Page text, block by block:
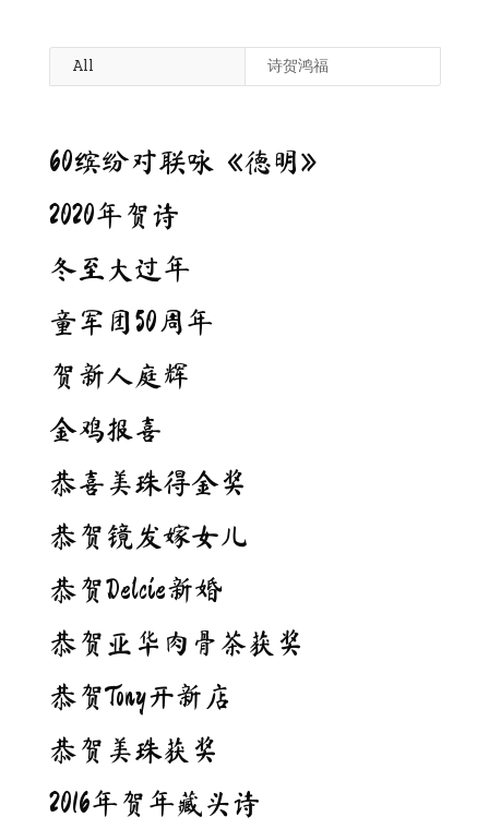
All 诗贺鸿福
60缤纷对联咏《德明》
2020年贺诗
冬至大过年
童军团50周年
贺新人庭辉
金鸡报喜
恭喜美珠得金奖
恭贺镜发嫁女儿
恭贺Delcie新婚
恭贺亚华肉骨茶获奖
恭贺Tony开新店
恭贺美珠获奖
2016年贺年藏头诗